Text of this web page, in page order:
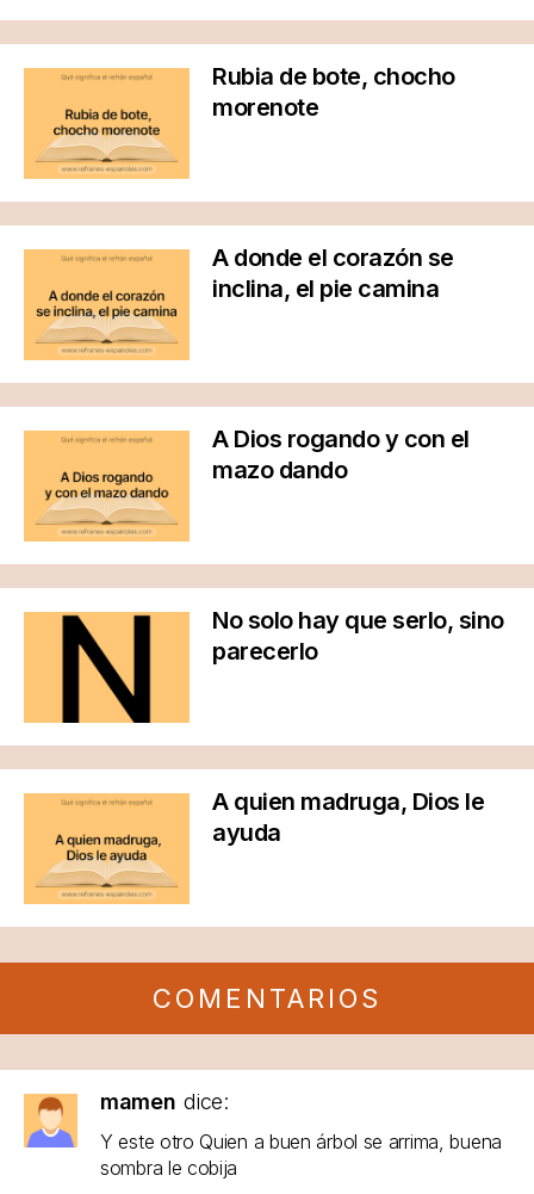
Rubia de bote, chocho
morenote
A donde el corazón se
inclina, el pie camina
A Dios rogando y con el
mazo dando
No solo hay que serlo, sino
parecerlo
A quien madruga, Dios le
ayuda
COMENTARIOS
mamen dice:
Y este otro Quien a buen árbol se arrima, buena
sombra le cobija